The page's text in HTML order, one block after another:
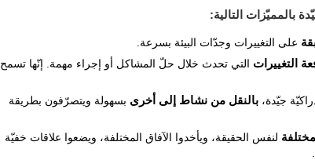
بالمميّزات التالية:
على التغييرات وجدّات البيئة بسرعة.
التغييرات التي تحدث خلال حلّ المشاكل أو إجراء مهمة. إنّها تسمح
جيّدة، بالنقل من نشاط إلى أخرى بسهولة ويتصرّفون بطريقة
لنفس الحقيقة، ويأخدوا الآفاق المختلفة، ويضعوا علاقات خفيّة